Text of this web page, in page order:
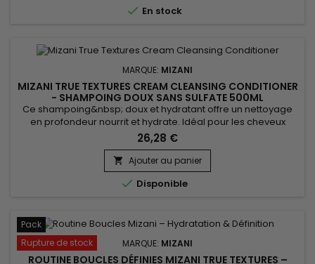
réparatrices, fortifie...
 En stock
MARQUE: MIZANI
MIZANI TRUE TEXTURES CREAM CLEANSING CONDITIONER
- SHAMPOING DOUX SANS SULFATE 500ML
Ce shampoing&nbsp; doux et hydratant offre un nettoyage
en profondeur nourrit et hydrate. Idéal pour les cheveux
bouclés, crépus Mizani True Textures Cream Cleansing
Conditioner élimine les impuretés, démêle les cheveux
bouclés en une seule étape, conserve l’hydratation et le
dessin naturel des boucles pour une texture agréable au
toucher.&nbsp; Enrichi...
26,28 €
 Ajouter au panier
 Disponible
Pack
Rupture de stock
MARQUE: MIZANI
ROUTINE BOUCLES DÉFINIES MIZANI TRUE TEXTURES –